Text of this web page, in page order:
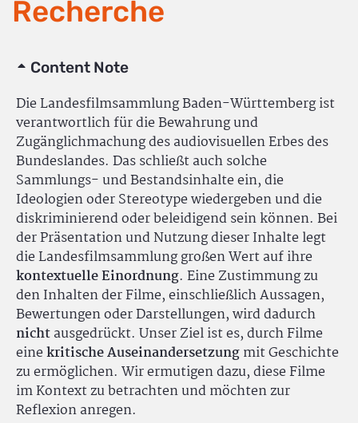
Recherche
Content Note
Die Landesfilmsammlung Baden-Württemberg ist
verantwortlich für die Bewahrung und
Zugänglichmachung des audiovisuellen Erbes des
Bundeslandes. Das schließt auch solche
Sammlungs- und Bestandsinhalte ein, die
Ideologien oder Stereotype wiedergeben und die
diskriminierend oder beleidigend sein können. Bei
der Präsentation und Nutzung dieser Inhalte legt
die Landesfilmsammlung großen Wert auf ihre
kontextuelle Einordnung. Eine Zustimmung zu
den Inhalten der Filme, einschließlich Aussagen,
Bewertungen oder Darstellungen, wird dadurch
nichtausgedrückt. Unser Ziel ist es, durch Filme
einekritische Auseinandersetzungmit Geschichte
zu ermöglichen. Wir ermutigen dazu, diese Filme
im Kontext zu betrachten und möchten zur
Reflexion anregen.